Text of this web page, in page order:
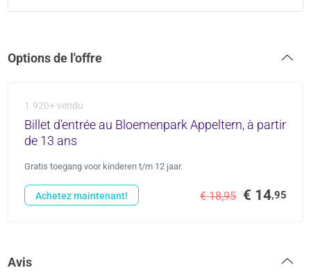
Options de l'offre
1.920+ vendu
Billet d'entrée au Bloemenpark Appeltern, à partir
de 13 ans
Gratis toegang voor kinderen t/m 12 jaar.
€ 18,95 € 14,95
Achetez maintenant!
Avis